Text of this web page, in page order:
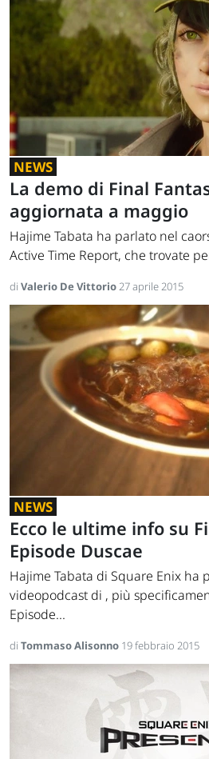
NEWS
La demo di Final
aggiornata a maggio
Hajime Tabata ha parlato nel
Active Time Report, che trovate
di Valerio De Vittorio27 aprile 2015
NEWS
Ecco le ultime info su
Episode Duscae
Hajime Tabata di Square Enix ha
videopodcast di , più
Episode...
di Tommaso Alisonno 19 febbraio 2015